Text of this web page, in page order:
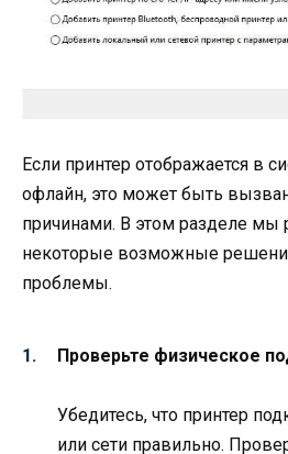
Если принтер отображается в
офлайн, это может быть
причинами. В этом разделе мы
некоторые возможные
проблемы.
Проверьте физическое
Убедитесь, что принтер
или сети правильно.